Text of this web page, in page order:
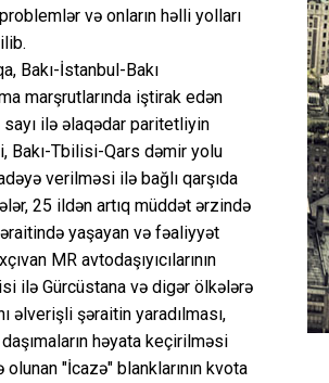
problemlər və onların həlli yolları
Bakı-İstanbul-Bakı
marşrutlarında iştirak edən
sayı ilə əlaqədar paritetliyin
Bakı-Tbilisi-Qars dəmir yolu
verilməsi ilə bağlı qarşıda
25 ildən artıq müddət ərzində
yaşayan və fəaliyyət
MR avtodaşıyıcılarının
ilə Gürcüstana və digər ölkələrə
əlverişli şəraitin yaradılması,
həyata keçirilməsi
"İcazə" blanklarının kvota